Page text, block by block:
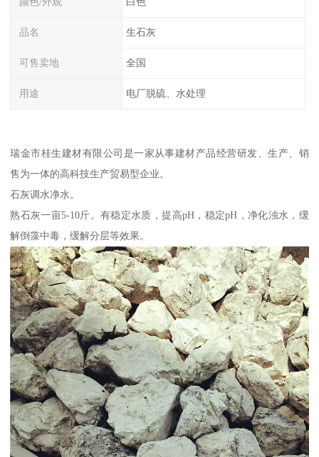
品名 生石灰
可售卖地 全国
用途 电厂脱硫、水处理
瑞金市桂生建材有限公司是一家从事建材产品经营研发、生产、销
售为一体的高科技生产贸易型企业。
石灰调水净水。
熟石灰一亩5-10斤。有稳定水质，提高pH，稳定pH，净化浊水，缓
解倒藻中毒，缓解分层等效果。